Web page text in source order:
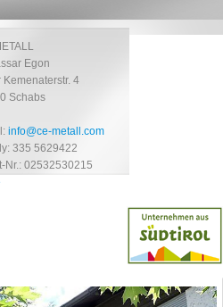
Egon
Kemenaterstr. 4
Schabs
info@ce-metall.com
335 5629422
Nr.: 02532530215